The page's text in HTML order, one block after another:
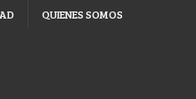
QUIENES SOMOS